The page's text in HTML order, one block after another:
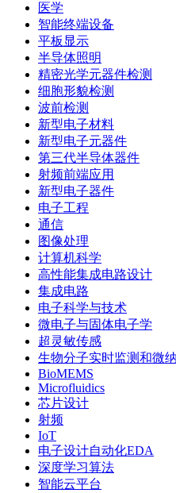
医学
智能终端设备
平板显示
半导体照明
精密光学元器件检测
细胞形貌检测
波前检测
新型电子材料
新型电子元器件
第三代半导体器件
射频前端应用
新型电子器件
电子工程
通信
图像处理
计算机科学
高性能集成电路设计
集成电路
电子科学与技术
微电子与固体电子学
超灵敏传感
生物分子实时监测和微
BioMEMS
Microfluidics
芯片设计
射频
IoT
电子设计自动化EDA
深度学习算法
智能云平台